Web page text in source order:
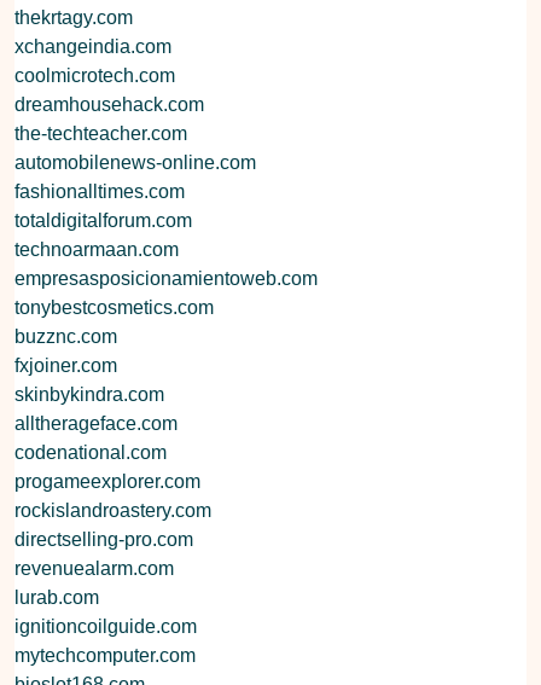
thekrtagy.com
xchangeindia.com
coolmicrotech.com
dreamhousehack.com
the-techteacher.com
automobilenews-online.com
fashionalltimes.com
totaldigitalforum.com
technoarmaan.com
empresasposicionamientoweb.com
tonybestcosmetics.com
buzznc.com
fxjoiner.com
skinbykindra.com
alltherageface.com
codenational.com
progameexplorer.com
rockislandroastery.com
directselling-pro.com
revenuealarm.com
lurab.com
ignitioncoilguide.com
mytechcomputer.com